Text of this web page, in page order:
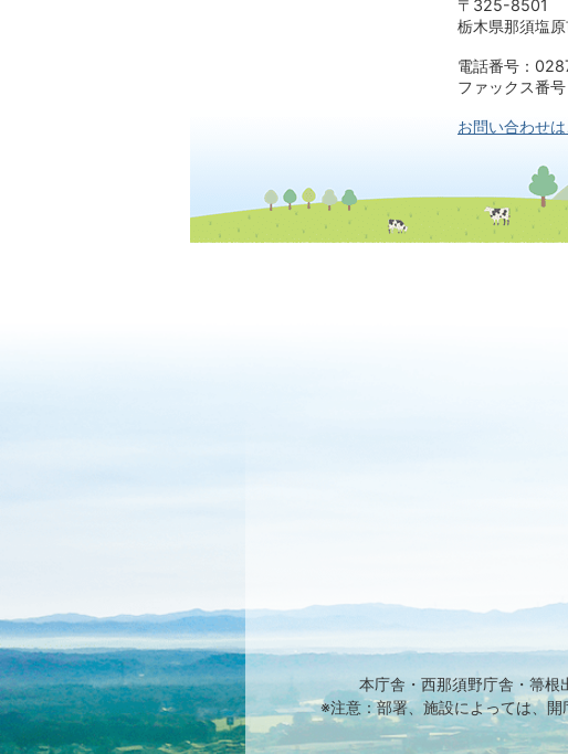
〒325-8501
栃木県那須塩
電話番号：
ファックス番
お問い合わせ
本庁舎・西那須野庁舎・箒根
※注意：部署、施設によっては、開